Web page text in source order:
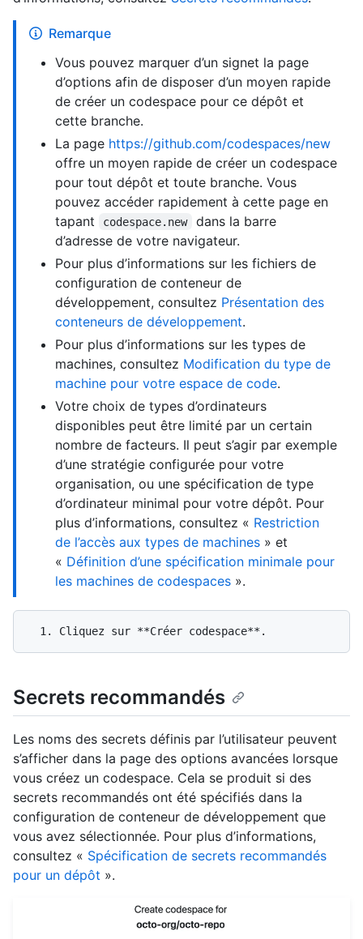
Remarque
Vous pouvez marquer d’un signet la page
d’options afin de disposer d’un moyen rapide
de créer un codespace pour ce dépôt et
cette branche.
La page https://github.com/codespaces/new
offre un moyen rapide de créer un codespace
pour tout dépôt et toute branche. Vous
pouvez accéder rapidement à cette page en
tapant
codespace.new
dans la barre
d’adresse de votre navigateur.
Pour plus d’informations sur les fichiers de
configuration de conteneur de
développement, consultez Présentation des
conteneurs de développement.
Pour plus d’informations sur les types de
machines, consultez Modification du type de
machine pour votre espace de code.
Votre choix de types d’ordinateurs
disponibles peut être limité par un certain
nombre de facteurs. Il peut s’agir par exemple
d’une stratégie configurée pour votre
organisation, ou une spécification de type
d’ordinateur minimal pour votre dépôt. Pour
plus d’informations, consultez « Restriction
de l’accès aux types de machines » et
« Définition d’une spécification minimale pour
les machines de codespaces ».
Secrets recommandés
Les noms des secrets définis par l’utilisateur peuvent
s’afficher dans la page des options avancées lorsque
vous créez un codespace. Cela se produit si des
secrets recommandés ont été spécifiés dans la
configuration de conteneur de développement que
vous avez sélectionnée. Pour plus d’informations,
consultez « Spécification de secrets recommandés
pour un dépôt ».